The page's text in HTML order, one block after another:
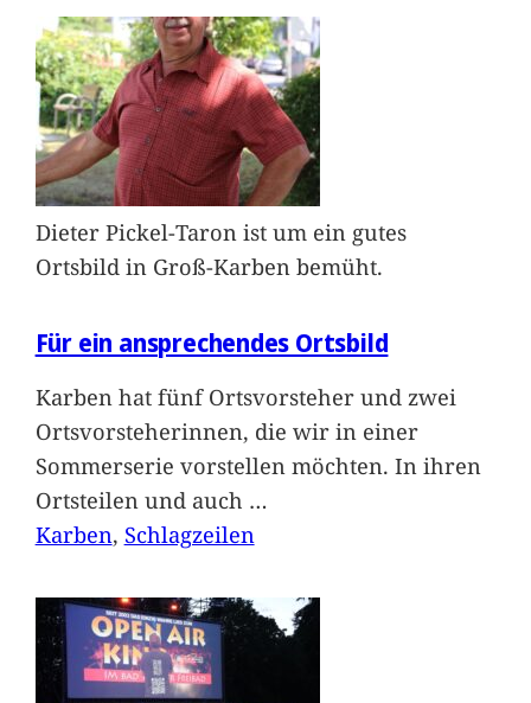
Dieter Pickel-Taron ist um ein gutes
Ortsbild in Groß-Karben bemüht.
Für ein ansprechendes Ortsbild
Karben hat fünf Ortsvorsteher und zwei
Ortsvorsteherinnen, die wir in einer
Sommerserie vorstellen möchten. In ihren
Ortsteilen und auch …
Karben, Schlagzeilen